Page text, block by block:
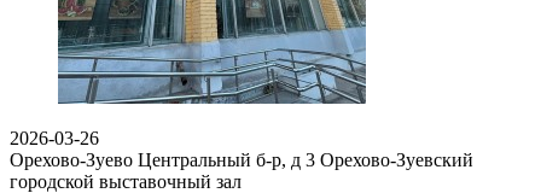
2026-03-26
Орехово-Зуево Центральный б-р, д 3 Орехово-Зуевский
городской выставочный зал